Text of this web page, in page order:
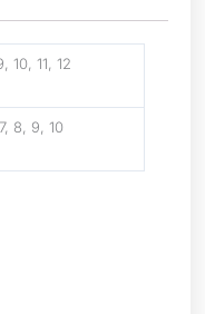
10, 11, 12
8, 9, 10